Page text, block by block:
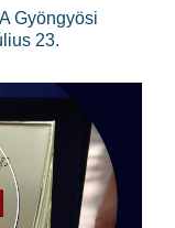
Gyöngyösi
23.